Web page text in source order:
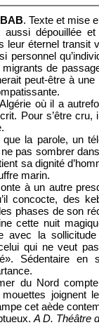
. Texte et mise
aussi dépouillée
leur éternel transit
personnel
migrants de
peut-être à une
où il a
Pour s’être
la parole, un
pas sombrer
sa dignité
marin.
à un autre
concocte, des
phases de son
cette nuit
avec la
qui ne veut
Sédentaire en
du Nord
joignent
cet aède
A D. Théâtre